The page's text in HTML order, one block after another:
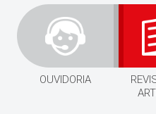
OUVIDORIA